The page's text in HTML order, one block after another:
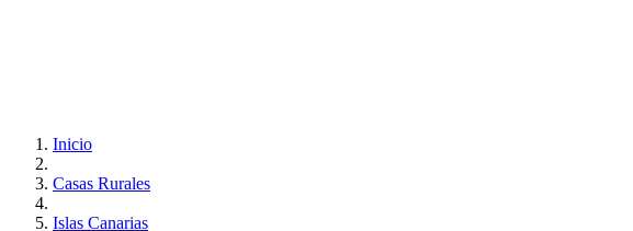
Inicio
Casas Rurales
Islas Canarias